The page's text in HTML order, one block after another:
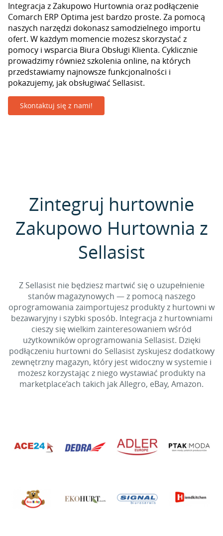
Integracja z Zakupowo Hurtownia oraz podłączenie
Comarch ERP Optima jest bardzo proste. Za pomocą
naszych narzędzi dokonasz samodzielnego importu
ofert. W każdym momencie możesz skorzystać z
pomocy i wsparcia Biura Obsługi Klienta. Cyklicznie
prowadzimy również szkolenia online, na których
przedstawiamy najnowsze funkcjonalności i
pokazujemy, jak obsługiwać Sellasist.
Skontaktuj się z nami!
Zintegruj hurtownie
Zakupowo Hurtownia z
Sellasist
Z Sellasist nie będziesz martwić się o uzupełnienie
stanów magazynowych — z pomocą naszego
oprogramowania zaimportujesz produkty z hurtowni w
bezawaryjny i szybki sposób. Integracja z hurtowniami
cieszy się wielkim zainteresowaniem wśród
użytkowników oprogramowania Sellasist. Dzięki
podłączeniu hurtowni do Sellasist zyskujesz dodatkowy
zewnętrzny magazyn, który jest widoczny w systemie i
możesz korzystając z niego wystawiać produkty na
marketplace’ach takich jak Allegro, eBay, Amazon.